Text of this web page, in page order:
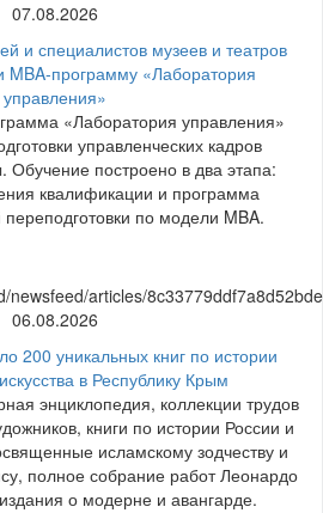
07.08.2026
и специалистов музеев и театров
MBA-программу «Лаборатория
управления»
«Лаборатория управления»
управленческих кадров
Обучение построено в два этапа:
квалификации и программа
по модели MBA.
06.08.2026
200 уникальных книг по истории
в Республику Крым
энциклопедия, коллекции трудов
книги по истории России и
исламскому зодчеству и
полное собрание работ Леонардо
о модерне и авангарде.